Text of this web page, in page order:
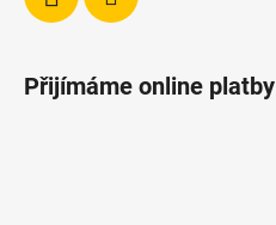
Přijímáme online platby